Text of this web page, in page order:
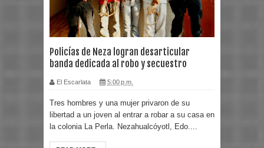
Policías de Neza logran desarticular
banda dedicada al robo y secuestro
El Escarlata 5:00 p.m.
Tres hombres y una mujer privaron de su
libertad a un joven al entrar a robar a su casa en
la colonia La Perla. Nezahualcóyotl, Edo....